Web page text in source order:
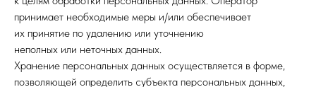
принимает необходимые меры и/или обеспечивает
их принятие по удалению или уточнению
неполных или неточных данных.
Хранение персональных данных осуществляется в форме,
позволяющей определить субъекта персональных данных,